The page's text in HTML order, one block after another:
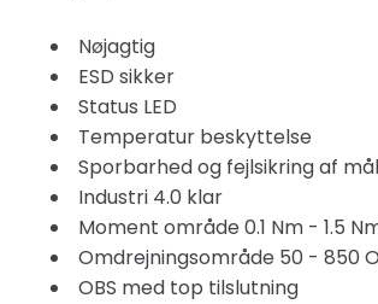
Nøjagtig
ESD sikker
Status LED
Temperatur beskyttelse
Sporbarhed og fejlsikring af
Industri 4.0 klar
Moment område 0.1 Nm - 1.5
Omdrejningsområde 50 - 850
OBS med top tilslutning